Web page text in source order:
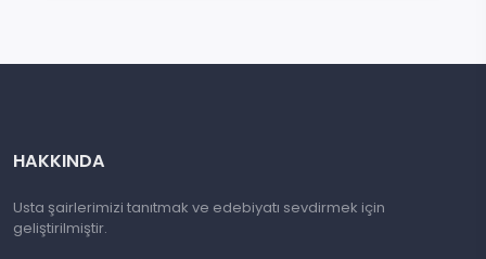
HAKKINDA
Usta şairlerimizi tanıtmak ve edebiyatı sevdirmek için
geliştirilmiştir.